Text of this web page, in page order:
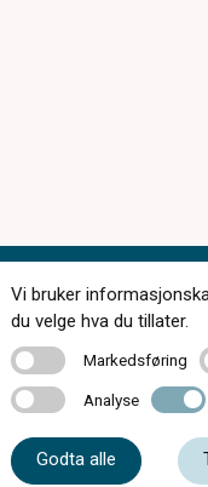
Kontakt
Vi bruker
du velge hva du tillater.
MarkedsføringMarkedsføring
Analyse Analyse Nødvendig
Godta alle